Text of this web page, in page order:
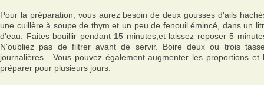
Pour la préparation, vous aurez besoin de deux gousses d'ails
une cuillère à soupe de thym et un peu de fenouil émincé, dans un
d'eau. Faites bouillir pendant 15 minutes,et laissez reposer 5
N'oubliez pas de filtrer avant de servir. Boire deux ou trois
journalières . Vous pouvez également augmenter les proportions et
préparer pour plusieurs jours.